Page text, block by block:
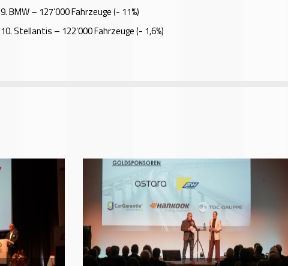
9.BMW – 127’000 Fahrzeuge (- 11%)
10.Stellantis – 122’000 Fahrzeuge (- 1,6%)